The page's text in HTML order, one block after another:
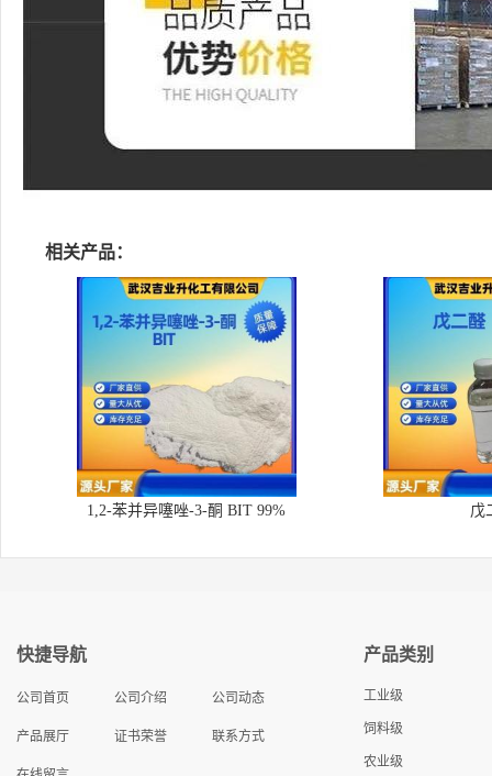
相关产品：
1,2-苯并异噻唑-3-酮 BIT 99% 戊
快捷导航
公司首页 公司介绍 公司动态
产品展厅 证书荣誉 联系方式
产品类别
工业级
饲料级
农业级